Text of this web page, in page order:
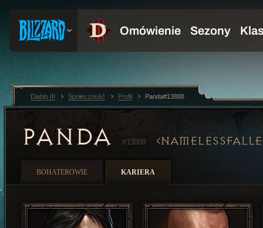
PANDA #13888
BOHATEROWIE KARIERA
Diablo III Społeczność Profil Panda#13888